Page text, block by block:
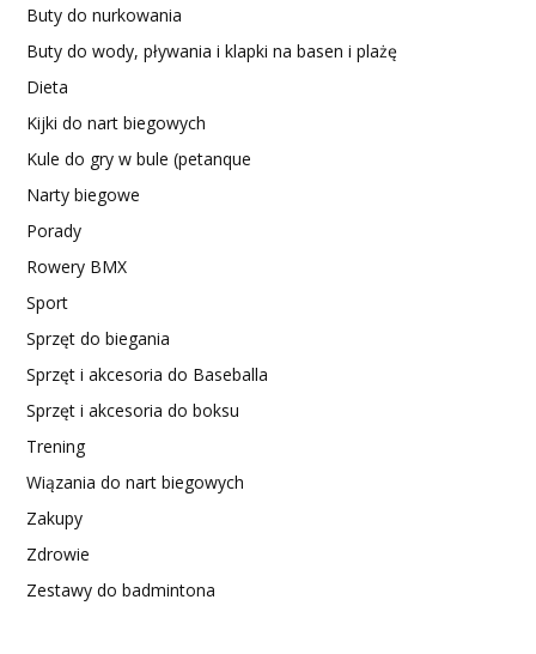
Buty do nurkowania
Buty do wody, pływania i klapki na basen i plażę
Dieta
Kijki do nart biegowych
Kule do gry w bule (petanque
Narty biegowe
Porady
Rowery BMX
Sport
Sprzęt do biegania
Sprzęt i akcesoria do Baseballa
Sprzęt i akcesoria do boksu
Trening
Wiązania do nart biegowych
Zakupy
Zdrowie
Zestawy do badmintona